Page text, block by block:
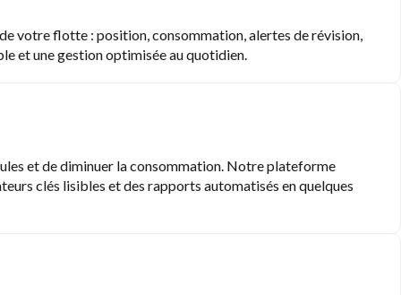
votre flotte : position, consommation, alertes de révision,
et une gestion optimisée au quotidien.
et de diminuer la consommation. Notre plateforme
clés lisibles et des rapports automatisés en quelques